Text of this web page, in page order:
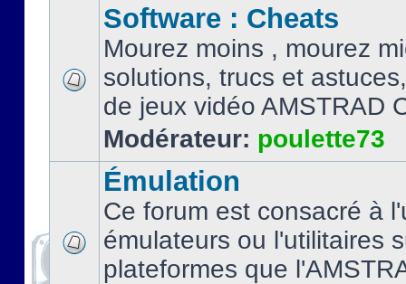
Software : Cheats
Mourez moins , mourez
solutions, trucs et
de jeux vidéo AMSTRAD
Modérateur: poulette73
Émulation
Ce forum est consacré à
émulateurs ou l'utilitaires
plateformes que